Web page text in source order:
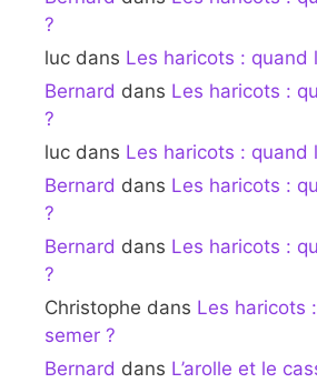
?
luc dans Les haricots : quand
Bernard dans Les haricots :
?
luc dans Les haricots : quand
Bernard dans Les haricots :
?
Bernard dans Les haricots :
?
Christophe dans Les haricots
semer ?
Bernard dans L’arolle et le